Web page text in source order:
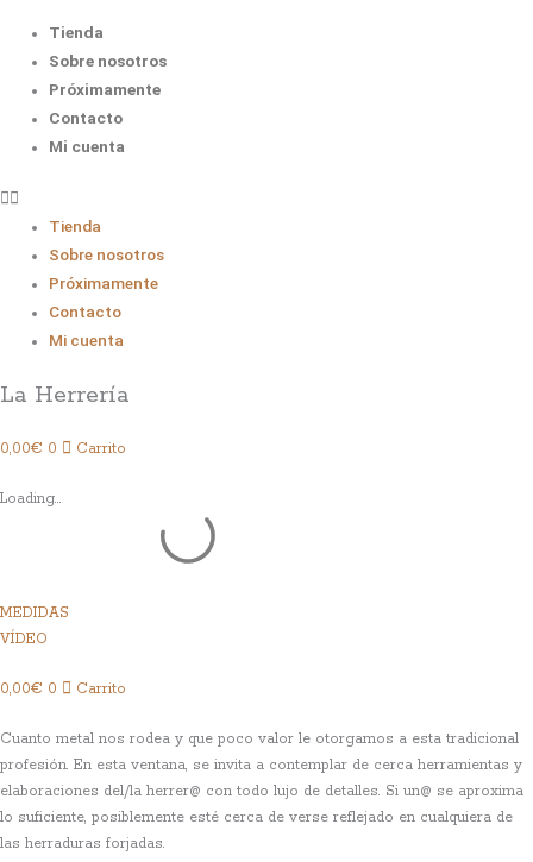
Tienda
Sobre nosotros
Próximamente
Contacto
Mi cuenta
Tienda
Sobre nosotros
Próximamente
Contacto
Mi cuenta
La Herrería
0,00€ 0 Carrito
Loading...
MEDIDAS
VÍDEO
0,00€ 0 Carrito
Cuanto metal nos rodea y que poco valor le otorgamos a esta tradicional
profesión. En esta ventana, se invita a contemplar de cerca herramientas y
elaboraciones del/la herrer@ con todo lujo de detalles. Si un@ se aproxima
lo suficiente, posiblemente esté cerca de verse reflejado en cualquiera de
las herraduras forjadas.